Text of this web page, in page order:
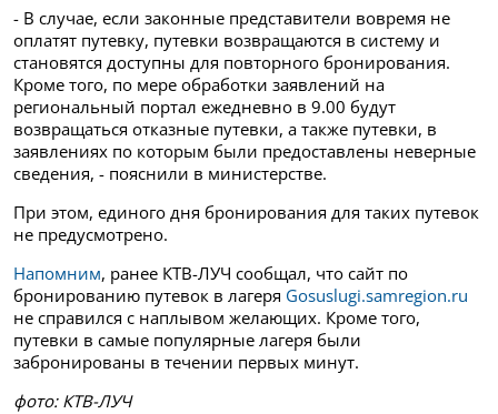
- В случае, если законные представители вовремя не
оплатят путевку, путевки возвращаются в систему и
становятся доступны для повторного бронирования.
Кроме того, по мере обработки заявлений на
региональный портал ежедневно в 9.00 будут
возвращаться отказные путевки, а также путевки, в
заявлениях по которым были предоставлены неверные
сведения, - пояснили в министерстве.
При этом, единого дня бронирования для таких путевок
не предусмотрено.
Напомним, ранее КТВ-ЛУЧ сообщал, что сайт по
бронированию путевок в лагеря Gosuslugi.samregion.ru
не справился с наплывом желающих. Кроме того,
путевки в самые популярные лагеря были
забронированы в течении первых минут.
фото: КТВ-ЛУЧ